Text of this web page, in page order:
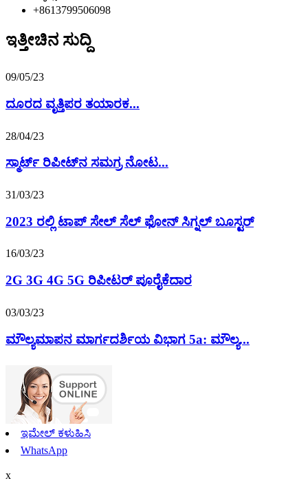
+8613799506098
ಇತ್ತೀಚಿನ ಸುದ್ದಿ
09/05/23
ದೂರದ ವೃತ್ತಿಪರ ತಯಾರಕ...
28/04/23
ಸ್ಮಾರ್ಟ್ ರಿಪೀಟ್‌ನ ಸಮಗ್ರ ನೋಟ...
31/03/23
2023 ರಲ್ಲಿ ಟಾಪ್ ಸೇಲ್ ಸೆಲ್ ಫೋನ್ ಸಿಗ್ನಲ್ ಬೂಸ್ಟರ್
16/03/23
2G 3G 4G 5G ರಿಪೀಟರ್ ಪೂರೈಕೆದಾರ
03/03/23
ಮೌಲ್ಯಮಾಪನ ಮಾರ್ಗದರ್ಶಿಯ ವಿಭಾಗ 5a: ಮೌಲ್ಯ...
ಇಮೇಲ್ ಕಳುಹಿಸಿ
WhatsApp
x